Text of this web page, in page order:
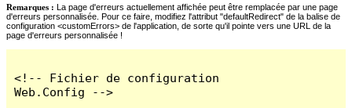
Remarques : La page d'erreurs actuellement affichée peut être remplacée par une page
d'erreurs personnalisée. Pour ce faire, modifiez l'attribut "defaultRedirect" de la balise de
configuration <customErrors> de l'application, de sorte qu'il pointe vers une URL de la
page d'erreurs personnalisée !
<!-- Fichier de configuration
Web.Config -->